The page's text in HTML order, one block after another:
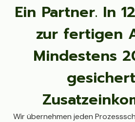
Ein Partner. In
zur fertigen
Mindestens
Wir übernehmen jeden